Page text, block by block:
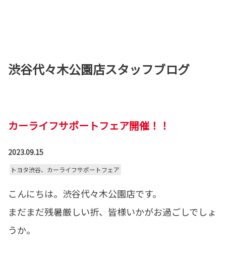
渋谷代々木公園店スタッフブログ
カーライフサポートフェア開催！！
2023.09.15
トヨタ渋谷、カーライフサポートフェア
こんにちは。渋谷代々木公園店です。
まだまだ残暑厳しい折、皆様いかがお過ごしでしょ
うか。